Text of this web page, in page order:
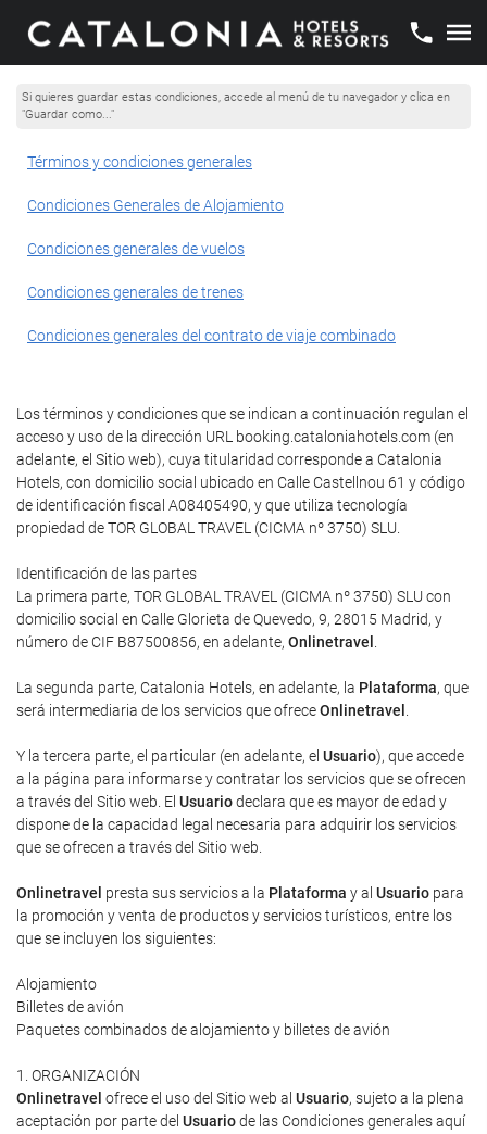
Si quieres guardar estas condiciones, accede al menú de tu navegador y clica en
"Guardar como..."
Términos y condiciones generales
Condiciones Generales de Alojamiento
Condiciones generales de vuelos
Condiciones generales de trenes
Condiciones generales del contrato de viaje combinado
Los términos y condiciones que se indican a continuación regulan el
acceso y uso de la dirección URL booking.cataloniahotels.com (en
adelante, el Sitio web), cuya titularidad corresponde a Catalonia
Hotels, con domicilio social ubicado en Calle Castellnou 61 y código
de identificación fiscal A08405490, y que utiliza tecnología
propiedad de TOR GLOBAL TRAVEL (CICMA nº 3750) SLU.
Identificación de las partes
La primera parte, TOR GLOBAL TRAVEL (CICMA nº 3750) SLU con
domicilio social en Calle Glorieta de Quevedo, 9, 28015 Madrid, y
número de CIF B87500856, en adelante, Onlinetravel
La segunda parte, Catalonia Hotels, en adelante, la Plataforma, que
será intermediaria de los servicios que ofreceOnlinetravel
Y la tercera parte, el particular (en adelante, el Usuario), que accede
a la página para informarse y contratar los servicios que se ofrecen
a través del Sitio web. El Usuariodeclara que es mayor de edad y
dispone de la capacidad legal necesaria para adquirir los servicios
que se ofrecen a través del Sitio web.
Onlinetravel presta sus servicios a la Plataforma y al Usuario para
la promoción y venta de productos y servicios turísticos, entre los
que se incluyen los siguientes:
Alojamiento
Billetes de avión
Paquetes combinados de alojamiento y billetes de avión
1. ORGANIZACIÓN
Onlinetravel ofrece el uso del Sitio web al Usuario, sujeto a la plena
aceptación por parte del Usuariode las Condiciones generales aquí